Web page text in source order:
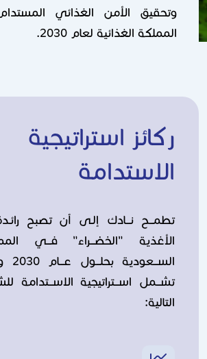
وتحقيق الأمن الغذائي
المملكة الغذائية لعام 2030.
ركائز استراتيجية
الاستدامة
تطمـــح نـــادك إلـى أن تصبح
الأغذية "الخضـــراء" فـــي
تشـــمل اســـتراتيجية الاســـتدامة
التالية: